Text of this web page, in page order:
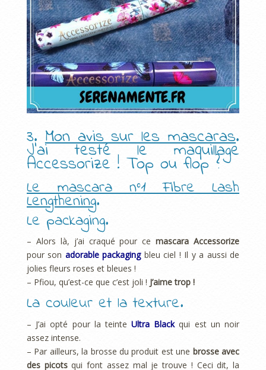
3.Mon avis sur les mascaras.
J’ai testé le maquillage
Accessorize ! Top ou flop ?
Le mascara n°1 Fibre Lash
Lengthening.
Le packaging.
– Alors là, j’ai craqué pour cemascara Accessorize
pour son adorable packagingbleu ciel ! Il y a aussi de
jolies fleurs roses et bleues !
– Pfiou, qu’est-ce que c’est joli ! J’aime trop !
La couleur et la texture.
– J’ai opté pour la teinteUltra Blackqui est un noir
assez intense.
– Par ailleurs, la brosse du produit est une brosse avec
des picotsqui font assez mal je trouve ! Ceci dit, la